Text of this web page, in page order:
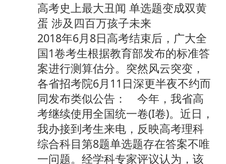
高考史上最大丑闻 单选题变成双黄
蛋 涉及四百万孩子未来
2018年6月8日高考结束后，广大全
国1卷考生根据教育部发布的标准答
案进行测算估分。突然风云突变，
各省招考院6月11日深更半夜不约而
同发布类似公告： 今年，我省高
考继续使用全国统一卷(I卷)。近日，
我办接到考生来电，反映高考理科
综合科目第8题单选题存在答案不唯
一问题。经学科专家评议认为，该